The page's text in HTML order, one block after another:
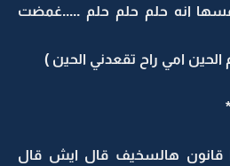
انه حلم حلم حلم .....غمضت
الحين امي راح تقعدني الحين )
قانون هالسخيف قال ايش قال